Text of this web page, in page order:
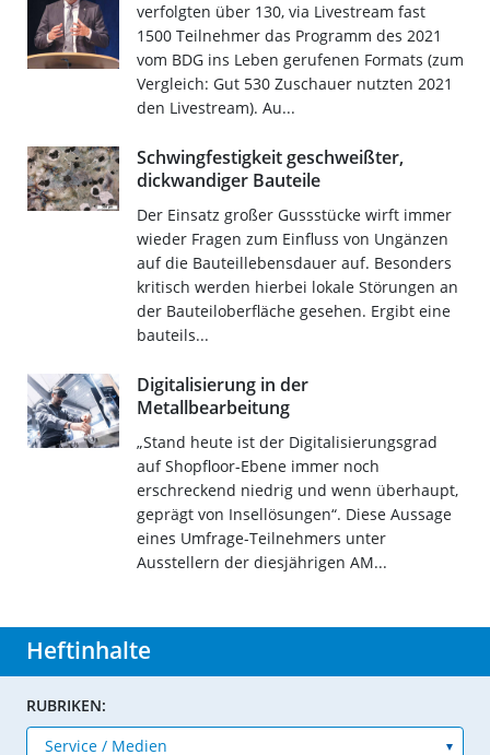
verfolgten über 130, via Livestream fast
1500 Teilnehmer das Programm des 2021
vom BDG ins Leben gerufenen Formats (zum
Vergleich: Gut 530 Zuschauer nutzten 2021
den Livestream). Au...
Schwingfestigkeit geschweißter,
dickwandiger Bauteile
Der Einsatz großer Gussstücke wirft immer
wieder Fragen zum Einfluss von Ungänzen
auf die Bauteillebensdauer auf. Besonders
kritisch werden hierbei lokale Störungen an
der Bauteiloberfläche gesehen. Ergibt eine
bauteils...
Digitalisierung in der
Metallbearbeitung
„Stand heute ist der Digitalisierungsgrad
auf Shopfloor-Ebene immer noch
erschreckend niedrig und wenn überhaupt,
geprägt von Insellösungen“. Diese Aussage
eines Umfrage-Teilnehmers unter
Ausstellern der diesjährigen AM...
Heftinhalte
RUBRIKEN: